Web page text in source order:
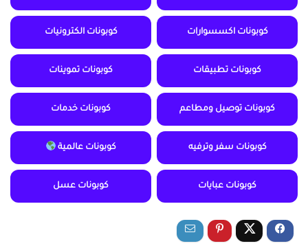
كوبونات اكسسوارات كوبونات الكترونيات
كوبونات تطبيقات كوبونات تموينات
كوبونات توصيل ومطاعم كوبونات خدمات
كوبونات سفر وترفيه كوبونات عالمية
كوبونات عبايات كوبونات عسل